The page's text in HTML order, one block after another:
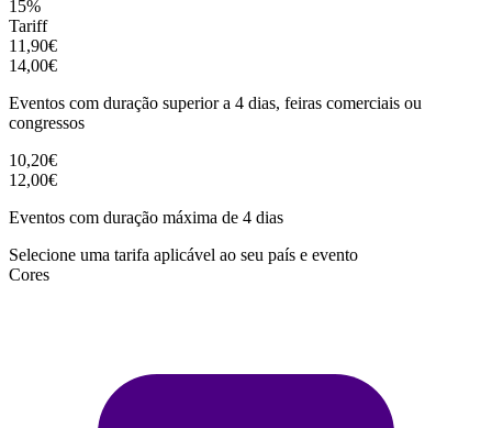
15%
Tariff
11,90€
14,00€
Eventos com duração superior a 4 dias, feiras comerciais ou
congressos
10,20€
12,00€
Eventos com duração máxima de 4 dias
Selecione uma tarifa aplicável ao seu país e evento
Cores